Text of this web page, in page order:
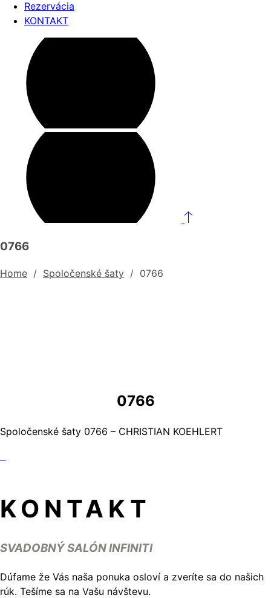
Rezervácia
KONTAKT
0766
Home / Spoločenské šaty / 0766
0766
Spoločenské šaty 0766 – CHRISTIAN KOEHLERT
KONTAKT
SVADOBNÝ SALÓN INFINITI
Dúfame že Vás naša ponuka osloví a zveríte sa do našich
rúk. Tešíme sa na Vašu návštevu.